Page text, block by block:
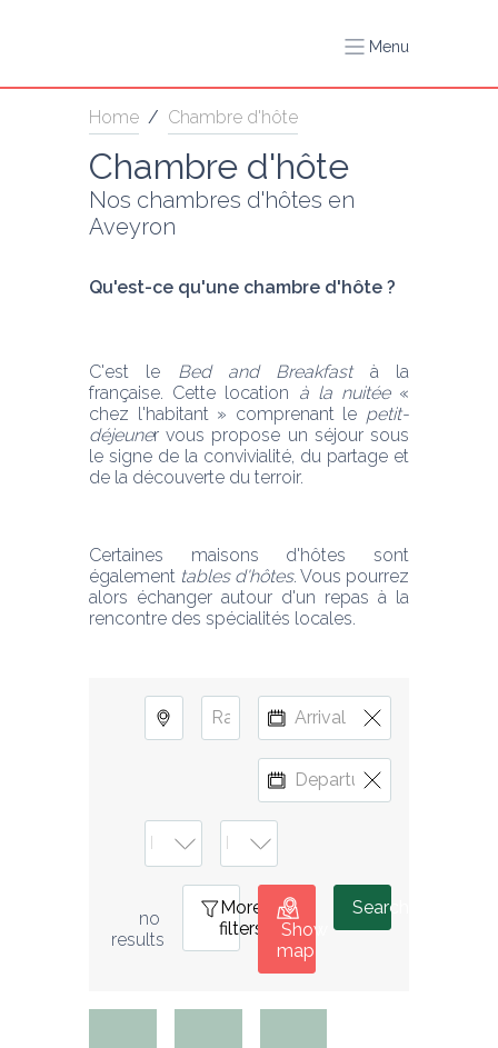
Menu
Home / Chambre d'hôte
Chambre d'hôte
Nos chambres d'hôtes en
Aveyron
Qu'est-ce qu'une chambre d'hôte ?
C'est le Bed and Breakfast à la
française. Cette location à la nuitée «
chez l'habitant » comprenant le petit-
déjeuner vous propose un séjour sous
le signe de la convivialité, du partage et
de la découverte du terroir.
Certaines maisons d'hôtes sont
également tables d'hôtes. Vous pourrez
alors échanger autour d'un repas à la
rencontre des spécialités locales.
no
results
More
filters
Show
map
Search